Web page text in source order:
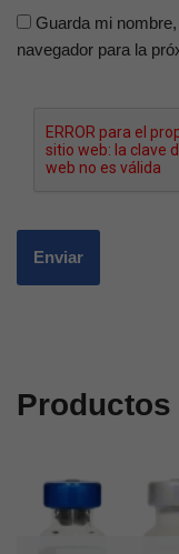
Guarda mi
navegador para la